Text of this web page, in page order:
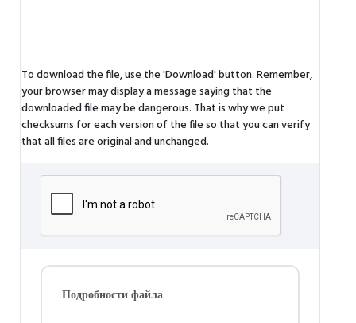
To download the file, use the 'Download' button. Remember,
your browser may display a message saying that the
downloaded file may be dangerous. That is why we put
checksums for each version of the file so that you can verify
that all files are original and unchanged.
Подробности файла